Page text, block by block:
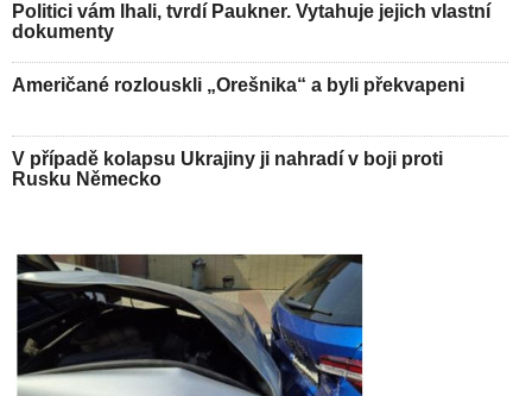
Politici vám lhali, tvrdí Paukner. Vytahuje jejich vlastní
dokumenty
Američané rozlouskli „Orešnika“ a byli překvapeni
V případě kolapsu Ukrajiny ji nahradí v boji proti
Rusku Německo